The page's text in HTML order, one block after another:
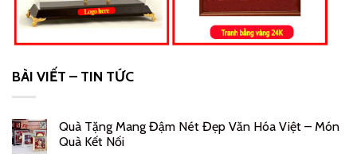
BÀI VIẾT – TIN TỨC
Quà Tặng Mang Đậm Nét Đẹp Văn Hóa Việt – Món
Quà Kết Nối